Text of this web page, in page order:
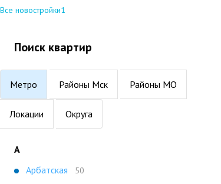
Все новостройки1
Поиск квартир
Метро Районы Мск Районы МО
Локации Округа
А
Арбатская
50